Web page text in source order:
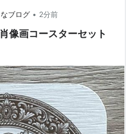
ブログ • 2分前
像画コースターセット